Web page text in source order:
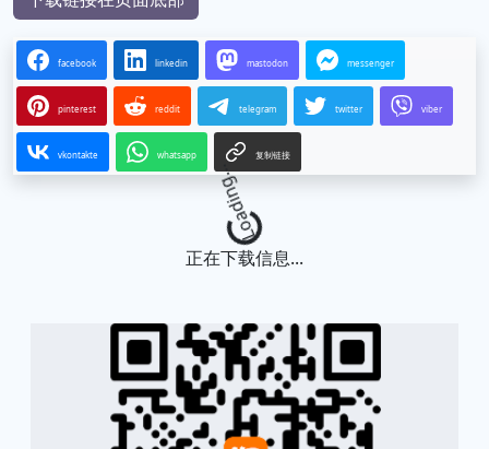
facebook linkedin mastodon messenger
pinterest reddit telegram twitter viber
vkontakte whatsapp 复制链接
Loading...
正在下载信息...